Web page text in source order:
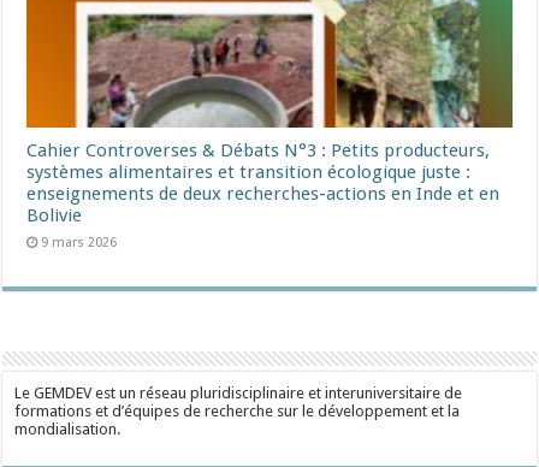
Cahier Controverses & Débats N°3 : Petits producteurs,
systèmes alimentaires et transition écologique juste :
enseignements de deux recherches-actions en Inde et en
Bolivie
9 mars 2026
Le GEMDEV est un réseau pluridisciplinaire et interuniversitaire de
formations et d’équipes de recherche sur le développement et la
mondialisation.